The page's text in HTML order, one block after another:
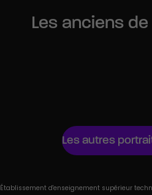
Les anciens
Les autres
Établissement d'enseignement supérieur